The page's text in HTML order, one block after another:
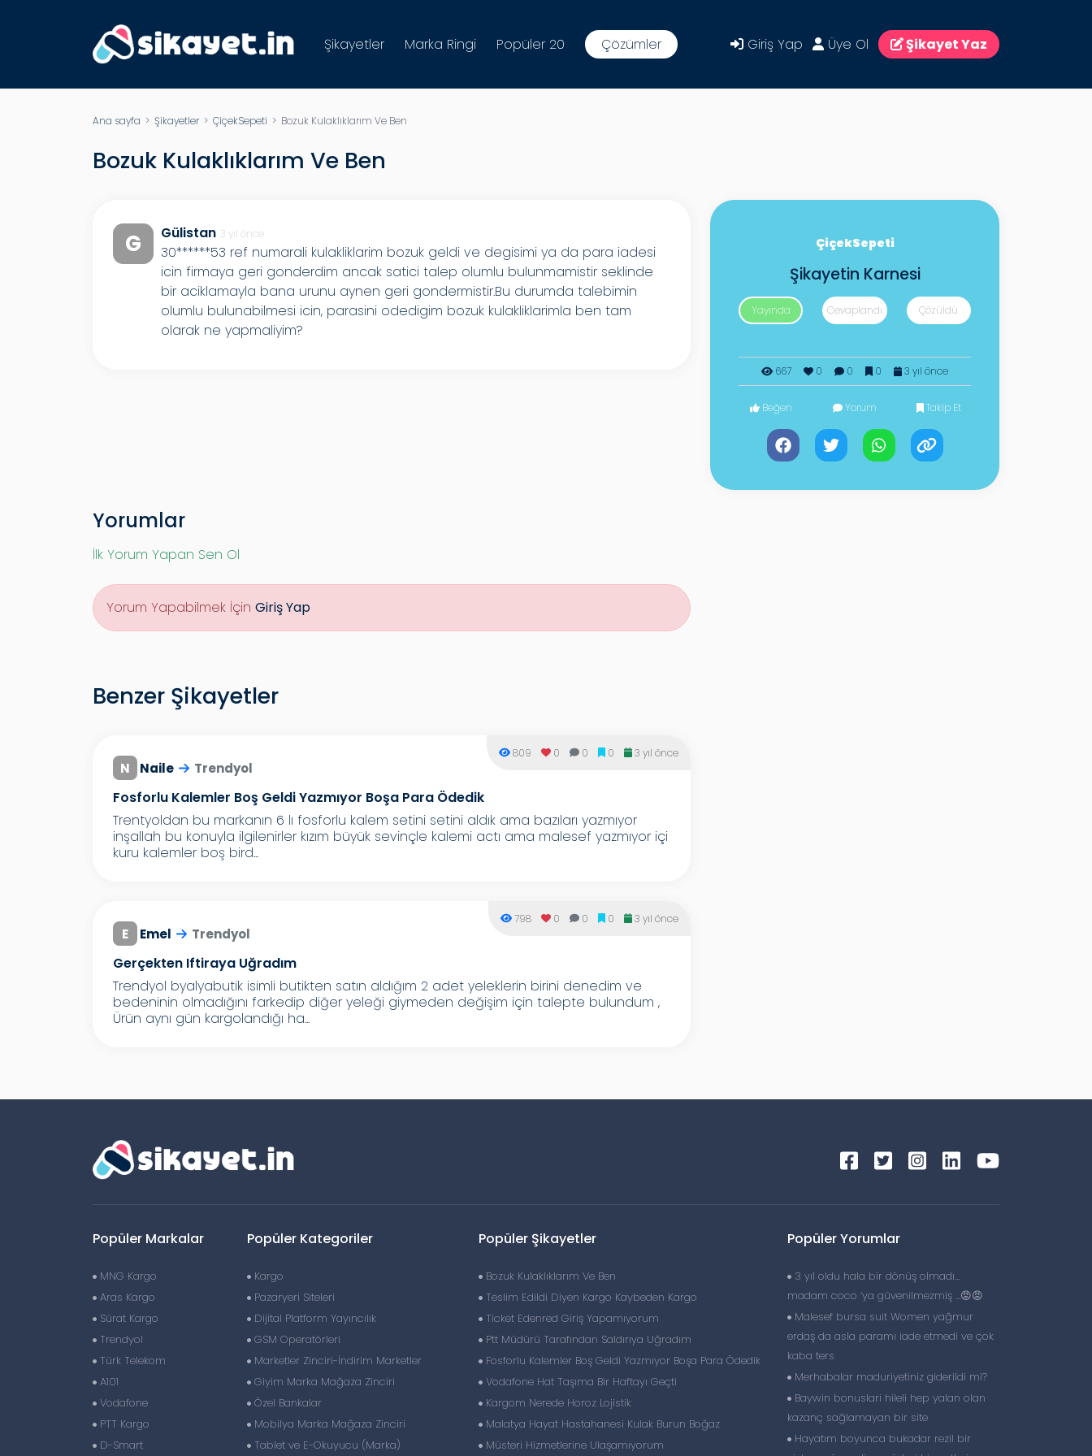
Şikayetler Marka Ringi Popüler 20 Çözümler Giriş Yap Üye Ol Şikayet Yaz
Ana sayfa > Şikayetler> ÇiçekSepeti > Bozuk Kulaklıklarım Ve Ben
Bozuk Kulaklıklarım Ve Ben
G Gülistan 3 yıl önce
30******53 ref numarali kulakliklarim bozuk geldi ve degisimi ya da para iadesi
icin firmaya geri gonderdim ancak satici talep olumlu bulunmamistir seklinde
bir aciklamayla bana urunu aynen geri gondermistir.Bu durumda talebimin
olumlu bulunabilmesi icin, parasini odedigim bozuk kulakliklarimla ben tam
olarak ne yapmaliyim?
ÇiçekSepeti
Şikayetin Karnesi
Yayında Cevaplandı Çözüldü
667 0 0 0 3 yıl önce
Beğen Yorum Takip Et
Yorumlar
İlk Yorum Yapan Sen Ol
Yorum Yapabilmek İçin Giriş Yap
Benzer Şikayetler
N Naile Trendyol
Fosforlu Kalemler Boş Geldi Yazmıyor Boşa Para Ödedik
809 0 0 0 3 yıl önce
Trentyoldan bu markanın 6 lı fosforlu kalem setini setini aldık ama bazıları yazmıyor
inşallah bu konuyla ilgilenirler kızım büyük sevinçle kalemi actı ama malesef yazmıyor içi
kuru kalemler boş bird...
E Emel Trendyol
Gerçekten Iftiraya Uğradım
798 0 0 0 3 yıl önce
Trendyol byalyabutik isimli butikten satın aldığım 2 adet yeleklerin birini denedim ve
bedeninin olmadığını farkedip diğer yeleği giymeden değişim için talepte bulundum ,
Ürün aynı gün kargolandığı ha...
Popüler Markalar
MNG Kargo
Aras Kargo
Sürat Kargo
Trendyol
Türk Telekom
A101
Vodafone
PTT Kargo
D-Smart
Popüler Kategoriler
Kargo
Pazaryeri Siteleri
Dijital Platform Yayıncılık
GSM Operatörleri
Marketler Zinciri-İndirim Marketler
Giyim Marka Mağaza Zinciri
Özel Bankalar
Mobilya Marka Mağaza Zinciri
Tablet ve E-Okuyucu (Marka)
Popüler Şikayetler
Bozuk Kulaklıklarım Ve Ben
Teslim Edildi Diyen Kargo Kaybeden Kargo
Ticket Edenred Giriş Yapamıyorum
Ptt Müdürü Tarafından Saldırıya Uğradım
Fosforlu Kalemler Boş Geldi Yazmıyor Boşa Para Ödedik
Vodafone Hat Taşıma Bir Haftayı Geçti
Kargom Nerede Horoz Lojistik
Malatya Hayat Hastahanesi Kulak Burun Boğaz
Müsteri Hizmetlerine Ulaşamıyorum
Popüler Yorumlar
3 yıl oldu hala bir dönüş olmadı…
madam coco ‘ya güvenilmezmiş …😡😡
Malesef bursa suit Women yağmur
erdaş da asla paramı iade etmedi ve çok
kaba ters
Merhabalar maduriyetiniz giderildi mi?
Baywin bonuslari hileli hep yalan olan
kazanç sağlamayan bir site
Hayatım boyunca bukadar rezil bir